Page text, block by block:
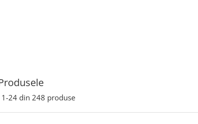
1-24 din 248 produse